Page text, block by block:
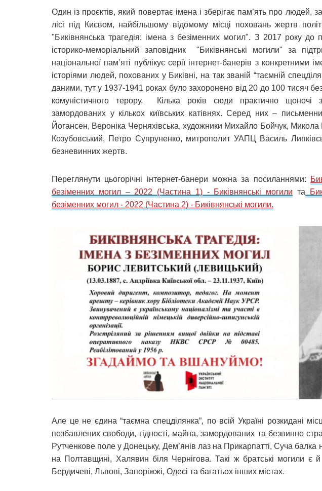
Один із проєктів, який повертає імена і зберігає пам’ять про людей,
лісі під Києвом, найбільшому відомому місці поховань жертв
"Биківнянська трагедія: імена з безіменних могил". З 2017 року до
історико-меморіальний заповідник "Биківнянські могили" за
національної пам’яті публікує серії інтернет-банерів з конкретними
історіями людей, похованих у Биківні, на так званій “таємній
даними, тут у 1937-1941 роках було захоронено від 20 до 100 тисяч
комуністичного терору. Кілька років сюди практично
замордованих у кількох київських катівнях. Серед них –
Йогансен, Вероніка Черняхівська, художники Михайло Бойчук, Микола
Козубовський, Петро Супруненко, митрополит УАПЦ Василь
безневинних жертв.
Переглянути цьогорічні інтернет-банери можна за посиланнями:
безіменних могил – 2022 (Частина 1) - Биківнянські могили та
безіменних могил - 2022 (Частина 2) - Биківнянські могили.
Але це не єдина “таємна спецділянка”, по всій Україні розкидані
позбавлених свободи, гідності, майна, замордованих та безвинно
Рутченкове поле у Донецьку, Дем’янів лаз на Прикарпатті, Суча
на Полтавщині, Халявин біля Чернігова. Такі ж братські могили є
Бердичеві, Львові, Запоріжжі, Одесі та багатьох інших містах.